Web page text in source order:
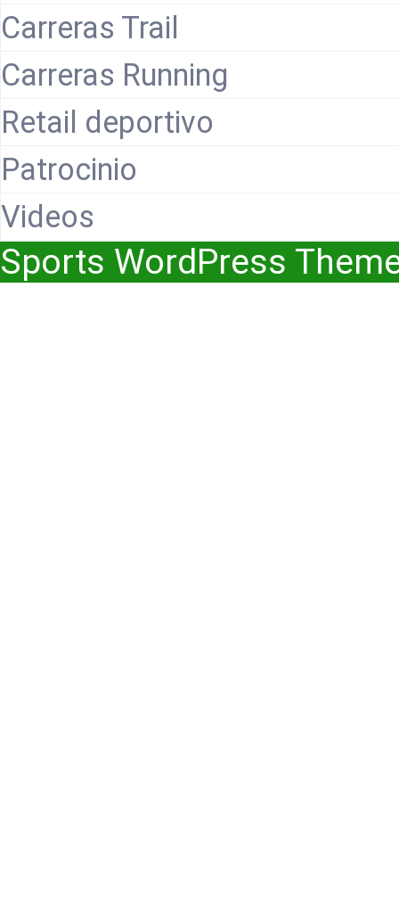
Carreras Trail
Carreras Running
Retail deportivo
Patrocinio
Videos
Sports WordPress